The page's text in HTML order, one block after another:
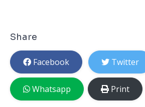
Share
Facebook Twitter
Whatsapp Print